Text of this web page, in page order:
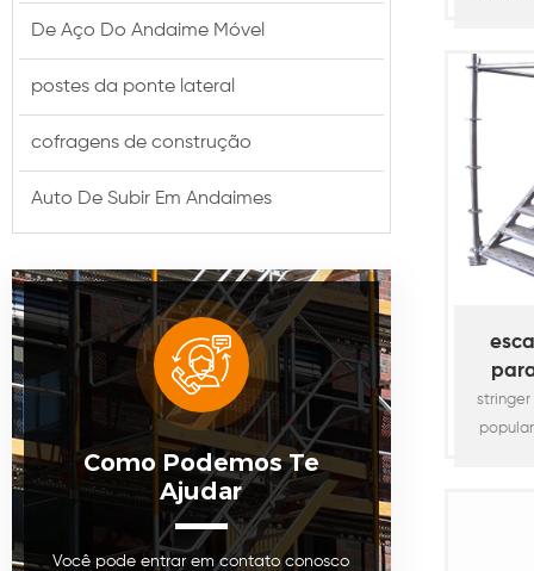
etc.
stringer
De Aço Do Andaime Móvel
postes da ponte lateral
cofragens de construção
Auto De Subir Em Andaimes
Como Podemos Te
Ajudar
Você pode entrar em contato conosco